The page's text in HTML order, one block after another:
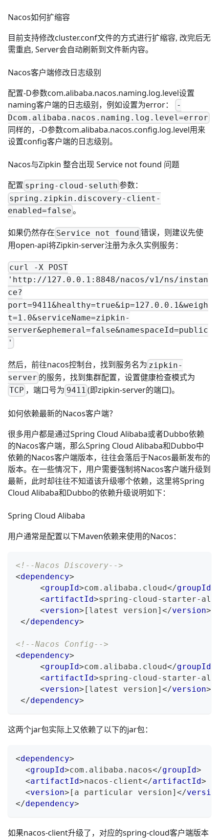
Nacos如何扩缩容
目前支持修改cluster.conf文件的方式进行扩缩容, 改完后无
需重启, Server会自动刷新到文件新内容。
Nacos客户端修改日志级别
配置-D参数com.alibaba.nacos.naming.log.level设置
naming客户端的日志级别，例如设置为error：
-
Dcom.alibaba.nacos.naming.log.level=error
同样的，-D参数com.alibaba.nacos.config.log.level用来
设置config客户端的日志级别。
Nacos与Zipkin 整合出现 Service not found 问题
配置 spring-cloud-seluth 参数：
spring.zipkin.discovery-client-
enabled=false 。
如果仍然存在 Service not found 错误，则建议先使
用open-api将Zipkin-server注册为永久实例服务：
curl -X POST
'http://127.0.0.1:8848/nacos/v1/ns/instan
ce?
port=9411&healthy=true&ip=127.0.0.1&weigh
t=1.0&serviceName=zipkin-
server&ephemeral=false&namespaceId=public
'
然后，前往nacos控制台，找到服务名为 zipkin-
server 的服务，找到集群配置，设置健康检查模式为
TCP ，端口号为 9411(即zipkin-server的端口)。
如何依赖最新的Nacos客户端？
很多用户都是通过Spring Cloud Alibaba或者Dubbo依赖
的Nacos客户端，那么Spring Cloud Alibaba和Dubbo中
依赖的Nacos客户端版本，往往会落后于Nacos最新发布的
版本。在一些情况下，用户需要强制将Nacos客户端升级到
最新，此时却往往不知道该升级哪个依赖，这里将Spring
Cloud Alibaba和Dubbo的依赖升级说明如下：
Spring Cloud Alibaba
用户通常是配置以下Maven依赖来使用的Nacos：
<!--Nacos Discovery-->
<dependency>
<groupId>com.alibaba.cloud</groupId
<artifactId>spring-cloud-starter-
<version> [latest version] </version>
</dependency>
<!--Nacos Config-->
<dependency>
<groupId>com.alibaba.cloud</groupId
<artifactId>spring-cloud-starter-
<version> [latest version] </version>
</dependency>
这两个jar包实际上又依赖了以下的jar包：
<dependency>
<groupId>com.alibaba.nacos</groupId>
<artifactId>nacos-client</artifactId>
<version> [a particular version] </
</dependency>
如果nacos-client升级了，对应的spring-cloud客户端版本